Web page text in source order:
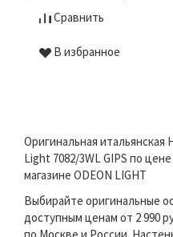
Сравнить
В избранное
Оригинальная
Light 7082/3WL GIPS по
магазине ODEON LIGHT
Выбирайте оригинальные
доступным ценам от 2 990
по Москве и России.